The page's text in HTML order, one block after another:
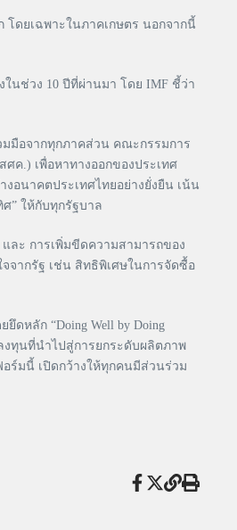
ดยเฉพาะในภาคเกษตร นอกจากนี้
นช่วง 10 ปีที่ผ่านมา โดย IMF ชี้ว่า
มมือจากทุกภาคส่วน คณะกรรมการ
ค.) เพื่อหาทางออกของประเทศ
งอนาคตประเทศไทยอย่างยั่งยืน เน้น
” ให้กับทุกรัฐบาล
ละ การเพิ่มขีดความสามารถของ
จากรัฐ เช่น สิทธิพิเศษในการจัดซื้อ
ดหลัก “Doing Well by Doing
งทุนที่นำไปสู่การยกระดับผลิตภาพ
ร์มนี้ เปิดกว้างให้ทุกคนมีส่วนร่วม